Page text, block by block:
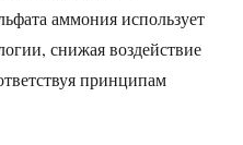
аммония использует
снижая воздействие
принципам